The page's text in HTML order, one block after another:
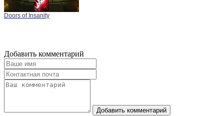
Doors of Insanity
Добавить комментарий
Добавить комментарий